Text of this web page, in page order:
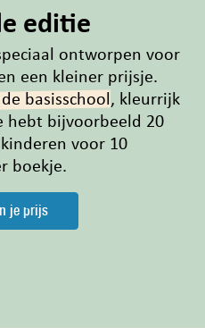
editie
ontworpen voor
een kleiner prijsje.
basisschool, kleurrijk
hebt bijvoorbeeld 20
voor 10
boekje.
je prijs